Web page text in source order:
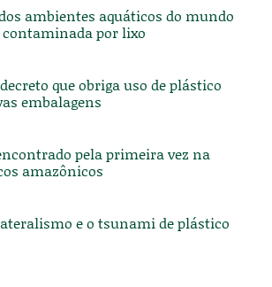
ambientes aquáticos do mundo
por lixo
que obriga uso de plástico
embalagens
pela primeira vez na
amazônicos
e o tsunami de plástico